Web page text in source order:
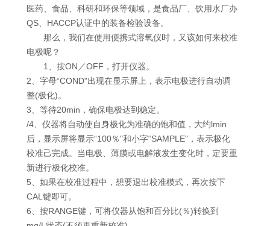
医药、食品、科研和环保等领域，是食品厂、饮用水厂办
QS、HACCP认证中的装备检验设备。
那么，我们在使用便携式溶氧仪时，又该如何来校准
电极呢？
1、按ON／OFF，打开仪器。
2、字母“COND"出现在显示屏上，表示电极进行自动调
整(极化)。
3、等待20min，确保电极达到稳定。
/4、仪器将自动使自身极化为准确的饱和值，大约lmin
后，显示屏将显示“100％"和小字“SAMPLE"，表示极化
校准己完成。当电极、薄膜或电解液发生变化时，定要重
新进行极化校准。
5、如果在校准过程中，想要退出校准模式，再次按下
CAL键即可。
6、按RANGE键，可将仪器从饱和百分比(％)转换到